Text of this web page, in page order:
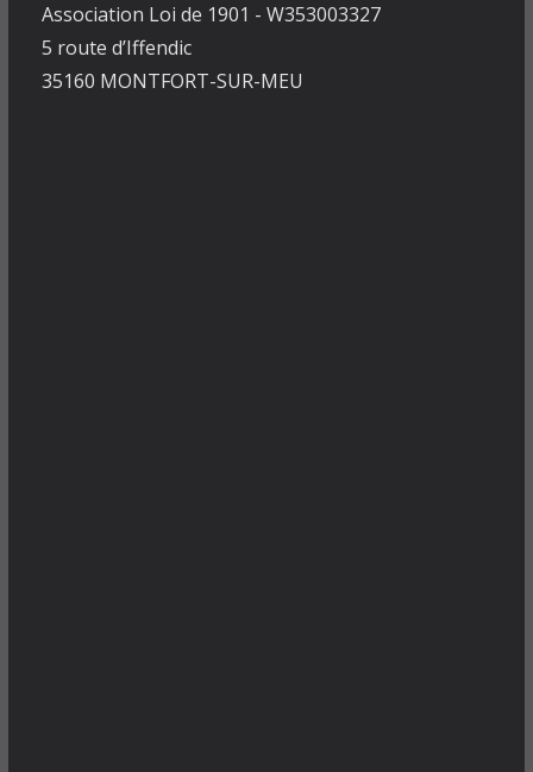
Association Loi de 1901 - W353003327
5 route d’Iffendic
35160 MONTFORT-SUR-MEU